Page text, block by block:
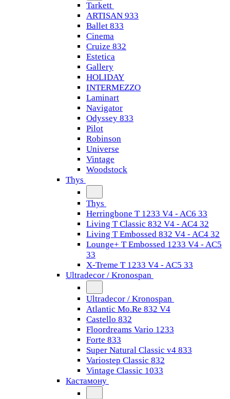
Tarkett
ARTISAN 933
Ballet 833
Cinema
Cruize 832
Estetica
Gallery
HOLIDAY
INTERMEZZO
Laminart
Navigator
Odyssey 833
Pilot
Robinson
Universe
Vintage
Woodstock
Thys
Thys
Herringbone T 1233 V4 - AC6 33
Living T Classic 832 V4 - AC4 32
Living T Embossed 832 V4 - AC4 32
Lounge+ T Embossed 1233 V4 - AC5
33
X-Treme T 1233 V4 - AC5 33
Ultradecor / Kronospan
Ultradecor / Kronospan
Atlantic Mo.Re 832 V4
Castello 832
Floordreams Vario 1233
Forte 833
Super Natural Classic v4 833
Variostep Classic 832
Vintage Classic 1033
Кастамону